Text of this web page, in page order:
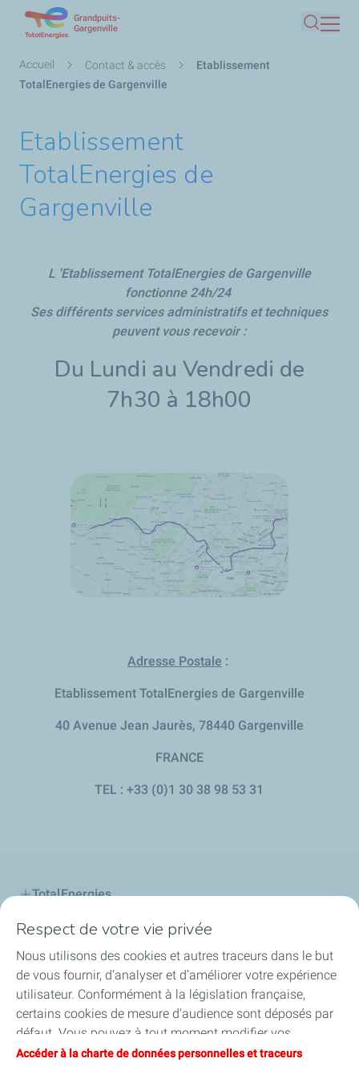
contenu
Grandpuits-
Gargenville
Fil
d'Ariane
Accueil Contact & accès
Etablissement
TotalEnergies de Gargenville
Etablissement
TotalEnergies de
Gargenville
L 'Etablissement TotalEnergies de Gargenville
fonctionne 24h/24
Ses différents services administratifs et techniques
peuvent vous recevoir :
Du Lundi au Vendredi de
7h30 à 18h00
Adresse Postale :
Etablissement TotalEnergies de Gargenville
40 Avenue Jean Jaurès, 78440 Gargenville
FRANCE
TEL : +33 (0)1 30 38 98 53 31
TotalEnergies
Le Projet
La concertation
Engagement & Valeurs
En cas d'alerte
Respect de votre vie privée
Nous utilisons des cookies et autres traceurs dans le but
de vous fournir, d’analyser et d’améliorer votre expérience
utilisateur. Conformément à la législation française,
certains cookies de mesure d'audience sont déposés par
défaut. Vous pouvez à tout moment modifier vos
paramètres de cookies en cliquant sur le bouton « Gérer
Accéder à la charte de données personnelles et traceurs